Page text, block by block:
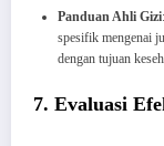
Panduan Ahli Gizi
spesifik mengenai
dengan tujuan
7. Evaluasi